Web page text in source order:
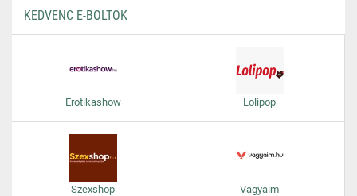
KEDVENC E-BOLTOK
Erotikashow Lolipop
Szexshop Vagyaim